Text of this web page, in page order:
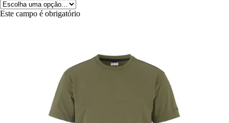
Este campo é obrigatório